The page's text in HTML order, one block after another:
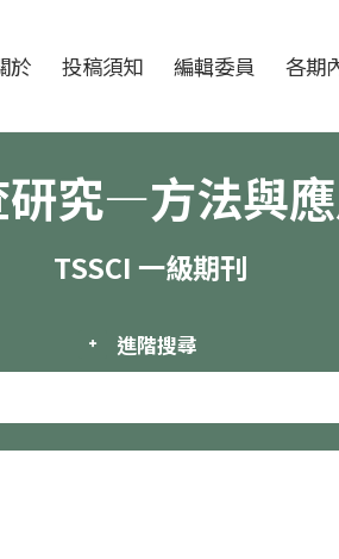
於 投稿須知 編輯委員 各期
研究—方法與
TSSCI 一級期刊
進階搜尋